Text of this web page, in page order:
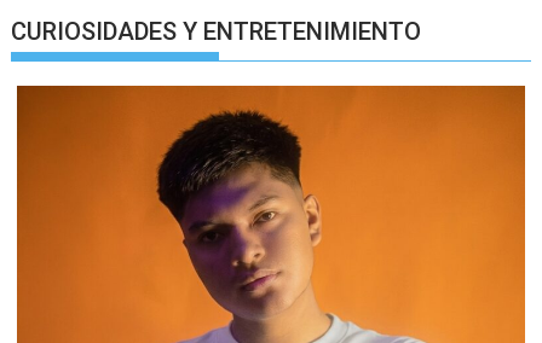
CURIOSIDADES Y ENTRETENIMIENTO